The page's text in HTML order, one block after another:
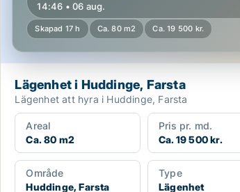
14:46 • 06 aug.
Skapad 17 h Ca. 80 m2 Ca. 19 500 kr.
Lägenhet i Huddinge, Farsta
Lägenhet att hyra i Huddinge, Farsta
Areal
Ca. 80 m2
Pris pr. md.
Ca. 19 500 kr.
Område
Huddinge, Farsta
Type
Lägenhet